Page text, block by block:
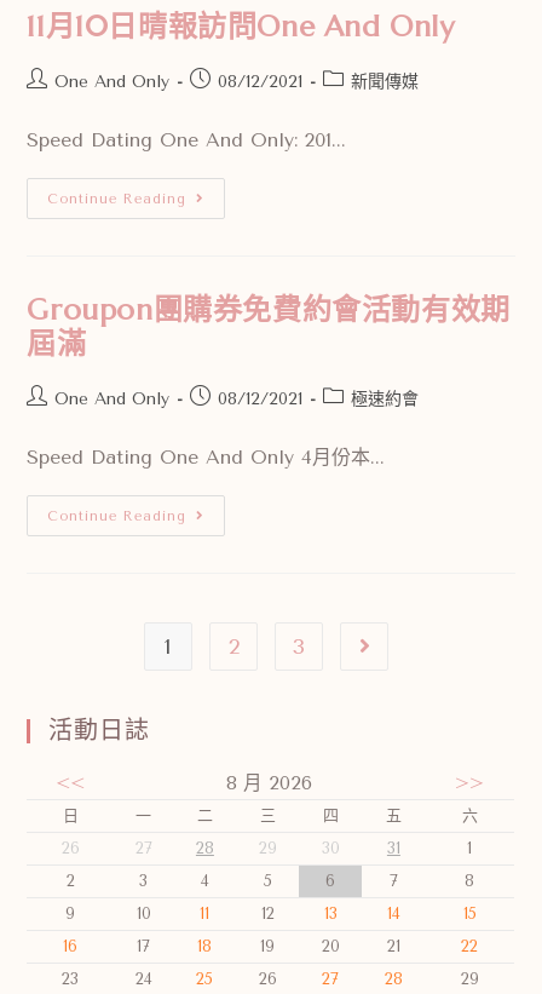
11月10日晴報訪問One And Only
One And Only 08/12/2021 新聞傳媒
Speed Dating One And Only: 201...
Continue Reading
Groupon團購券免費約會活動有效期
屆滿
One And Only 08/12/2021 極速約會
Speed Dating One And Only 4月份本...
Continue Reading
1 2 3
活動日誌
<< 8 月 2026 >>
日 一 二 三 四 五
六
26
27 28 29 30 31
1
2
3 4 5 6 7
8
9
10 11 12 13 14
15
16
17 18 19 20 21
22
23
24 25 26 27 28
29